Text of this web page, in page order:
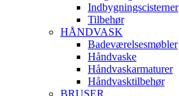
Indbygningscisterner
Tilbehør
HÅNDVASK
Badeværelsesmøbler
Håndvaske
Håndvaskarmaturer
Håndvasktilbehør
BRUSER